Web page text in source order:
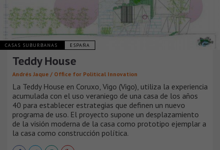
CASAS SUBURBANAS ESPAÑA
Teddy House
Andrés Jaque / Office for Political Innovation
La Teddy House en Coruxo, Vigo (Vigo), utiliza la experiencia
acumulada con el uso veraniego de una casa de los años
40 para establecer estrategias que definen un nuevo
programa de uso. El proyecto supone un desplazamiento
de la visión moderna de la casa como prototipo ejemplar a
la casa como construcción política.